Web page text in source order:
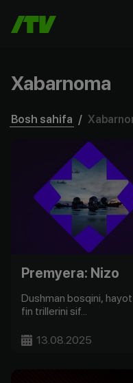
Xabarnoma
Bosh sahifa /
Premyera: Nizo
Dushman bosqini,
fin trillerini sif...
13.08.2025